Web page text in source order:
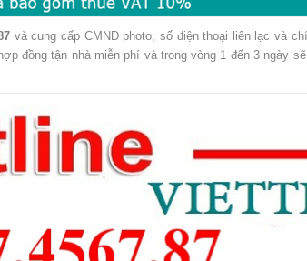
và cung cấp CMND photo, số điện thoại liên lạc và
đồng tận nhà miễn phí và trong vòng 1 đến 3 ngày